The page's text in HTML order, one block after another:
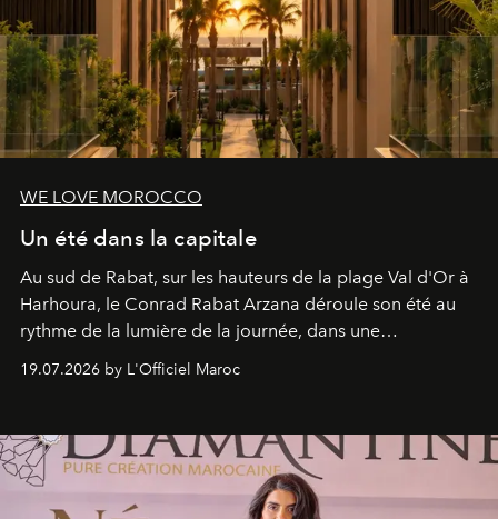
WE LOVE MOROCCO
Un été dans la capitale
Au sud de Rabat, sur les hauteurs de la plage Val d'Or à
Harhoura, le Conrad Rabat Arzana déroule son été au
rythme de la lumière de la journée, dans une
rendez-vous avec l’océan.
19.07.2026 by L'Officiel Maroc